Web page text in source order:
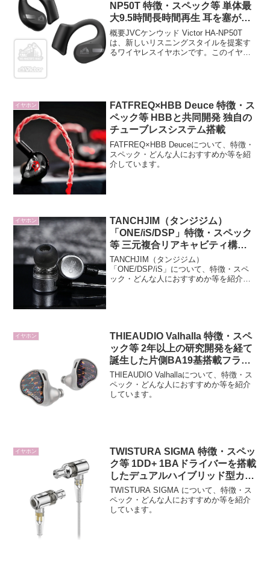
NP50T 特徴・スペック等 単体最
大9.5時間長時間再生 耳を塞がな
いオープンイヤーワイヤレスイヤ
ホン
概要JVCケンウッド Victor HA-NP50T
は、新しいリスニングスタイルを提案す
るワイヤレスイヤホンです。このイヤホ
イヤホン
FATFREQ×HBB Deuce 特徴・ス
ペック等 HBBと共同開発 独自の
チューブレスシステム搭載
FATFREQ×HBB Deuceについて、特徴・
スペック・どんな人におすすめか等を紹
介しています。
イヤホン
TANCHJIM（タンジジム）
「ONE/iS/DSP」特徴・スペック
等 三元複合リアキャビティ構造
デザイン採用
TANCHJIM（タンジジム）
「ONE/DSP/iS」について、特徴・スペ
ック・どんな人におすすめか等を紹介し
イヤホン
THIEAUDIO Valhalla 特徴・スペ
ック等 2年以上の研究開発を経て
誕生した片側BA19基搭載フラッ
グシップ・インイヤーモニターイ
ヤホン
THIEAUDIO Valhallaについて、特徴・ス
ペック・どんな人におすすめか等を紹介
しています。
イヤホン
TWISTURA SIGMA 特徴・スペッ
ク等 1DD+ 1BAドライバーを搭載
したデュアルハイブリッド型カナ
ルイヤホン
TWISTURA SIGMA について、特徴・ス
ペック・どんな人におすすめか等を紹介
しています。